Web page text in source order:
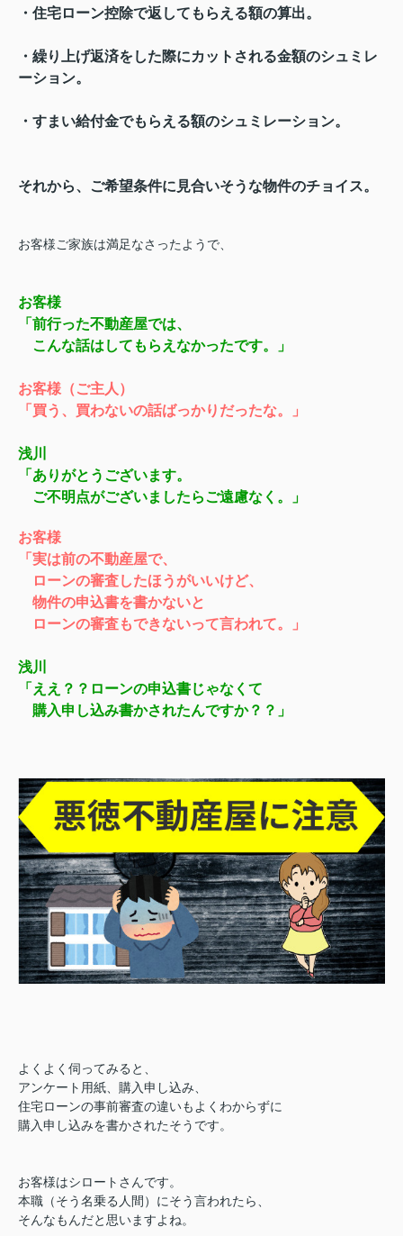
・住宅ローン控除で返してもらえる額の算出。
・繰り上げ返済をした際にカットされる金額のシュミレ
ーション。
・すまい給付金でもらえる額のシュミレーション。
それから、ご希望条件に見合いそうな物件のチョイス。
お客様ご家族は満足なさったようで、
お客様
「前行った不動産屋では、
こんな話はしてもらえなかったです。」
お客様（ご主人）
「買う、買わないの話ばっかりだったな。」
浅川
「ありがとうございます。
ご不明点がございましたらご遠慮なく。」
お客様
「実は前の不動産屋で、
ローンの審査したほうがいいけど、
物件の申込書を書かないと
ローンの審査もできないって言われて。」
浅川
「ええ？？ローンの申込書じゃなくて
購入申し込み書かされたんですか？？」
よくよく伺ってみると、
アンケート用紙、購入申し込み、
住宅ローンの事前審査の違いもよくわからずに
購入申し込みを書かされたそうです。
お客様はシロートさんです。
本職（そう名乗る人間） にそう言われたら、
そんなもんだと思いますよね。